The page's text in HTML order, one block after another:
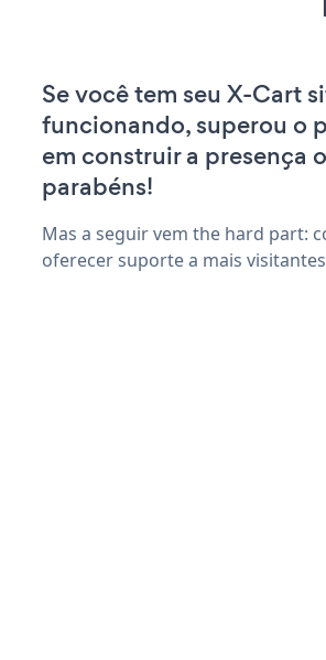
Se você tem seu X-Cart
funcionando, superou o
em construir a presença
parabéns!
Mas a seguir vem the hard part:
oferecer suporte a mais